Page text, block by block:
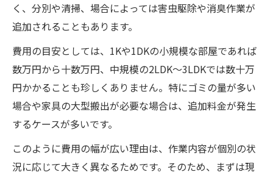
く、分別や清掃、場合によっては害虫駆除や消臭作業が
追加されることもあります。
費用の目安としては、1Kや1DKの小規模な部屋であれば
数万円から十数万円、中規模の2LDK～3LDKでは数十万
円かかることも珍しくありません。特にゴミの量が多い
場合や家具の大型搬出が必要な場合は、追加料金が発生
するケースが多いです。
このように費用の幅が広い理由は、作業内容が個別の状
況に応じて大きく異なるためです。そのため、まずは現